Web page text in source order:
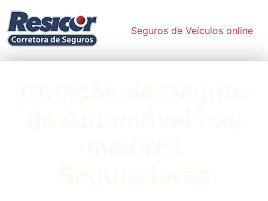
Seguros de Veículos online